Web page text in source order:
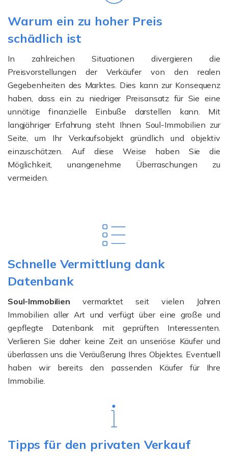
Warum ein zu hoher Preis
schädlich ist
In zahlreichen Situationen divergieren die
Preisvorstellungen der Verkäufer von den realen
Gegebenheiten des Marktes. Dies kann zur Konsequenz
haben, dass ein zu niedriger Preisansatz für Sie eine
unnötige finanzielle Einbuße darstellen kann. Mit
langjähriger Erfahrung steht Ihnen Soul-Immobilien zur
Seite, um Ihr Verkaufsobjekt gründlich und objektiv
einzuschätzen. Auf diese Weise haben Sie die
Möglichkeit, unangenehme Überraschungen zu
vermeiden.
Schnelle Vermittlung dank
Datenbank
Soul-Immobilien vermarktet seit vielen Jahren
Immobilien aller Art und verfügt über eine große und
gepflegte Datenbank mit geprüften Interessenten.
Verlieren Sie daher keine Zeit an unseriöse Käufer und
überlassen uns die Veräußerung Ihres Objektes. Eventuell
haben wir bereits den passenden Käufer für Ihre
Immobilie.
Tipps für den privaten Verkauf